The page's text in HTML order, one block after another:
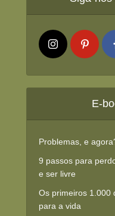
E-
Problemas, e
9 passos para
e ser livre
Os primeiros 1.000
para a vida